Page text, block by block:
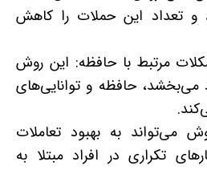
تعداد این حملات را کاهش
مرتبط با حافظه: این روش
می‌بخشد، حافظه و توانایی‌های
می‌تواند به بهبود تعاملات
تکراری در افراد مبتلا به